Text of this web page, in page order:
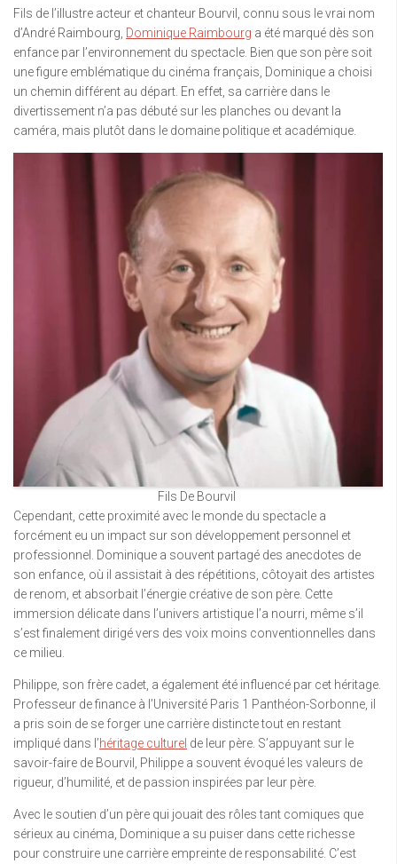
Fils de l’illustre acteur et chanteur Bourvil, connu sous le vrai nom
d’André Raimbourg, Dominique Raimbourg a été marqué dès son
enfance par l’environnement du spectacle. Bien que son père soit
une figure emblématique du cinéma français, Dominique a choisi
un chemin différent au départ. En effet, sa carrière dans le
divertissement n’a pas débuté sur les planches ou devant la
caméra, mais plutôt dans le domaine politique et académique.
Fils De Bourvil
Cependant, cette proximité avec le monde du spectacle a
forcément eu un impact sur son développement personnel et
professionnel. Dominique a souvent partagé des anecdotes de
son enfance, où il assistait à des répétitions, côtoyait des artistes
de renom, et absorbait l’énergie créative de son père. Cette
immersion délicate dans l’univers artistique l’a nourri, même s’il
s’est finalement dirigé vers des voix moins conventionnelles dans
ce milieu.
Philippe, son frère cadet, a également été influencé par cet héritage.
Professeur de finance à l’Université Paris 1 Panthéon-Sorbonne, il
a pris soin de se forger une carrière distincte tout en restant
impliqué dans l’héritage culturel de leur père. S’appuyant sur le
savoir-faire de Bourvil, Philippe a souvent évoqué les valeurs de
rigueur, d’humilité, et de passion inspirées par leur père.
Avec le soutien d’un père qui jouait des rôles tant comiques que
sérieux au cinéma, Dominique a su puiser dans cette richesse
pour construire une carrière empreinte de responsabilité. C’est